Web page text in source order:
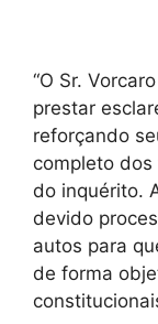
“O Sr.
prestar
reforçando
completo
do inquérito.
devido
autos para
de forma